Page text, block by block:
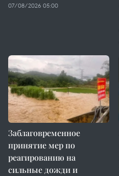
07/08/2026 05:00
Заблаговременное
принятие мер по
реагированию на
сильные дожди и